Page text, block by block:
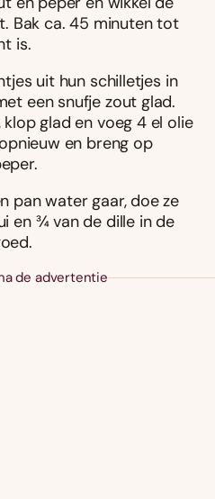
Bak ca. 45 minuten tot
is.
uit hun schilletjes in
een snufje zout glad.
glad en voeg 4 el olie
en breng op
pan water gaar, doe ze
en ¾ van de dille in de
de advertentie